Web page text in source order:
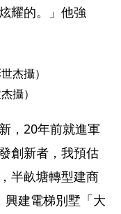
耀的。」他強
攝）
，20年前就進軍
創新者，我預估
半畝塘轉型建商
興建電梯別墅「大